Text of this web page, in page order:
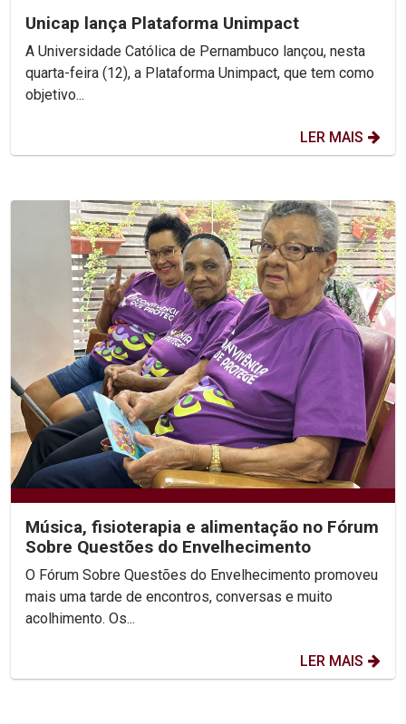
Unicap lança Plataforma Unimpact
A Universidade Católica de Pernambuco lançou, nesta
quarta-feira (12), a Plataforma Unimpact, que tem como
objetivo...
LER MAIS
Música, fisioterapia e alimentação no Fórum
Sobre Questões do Envelhecimento
O Fórum Sobre Questões do Envelhecimento promoveu
mais uma tarde de encontros, conversas e muito
acolhimento. Os...
LER MAIS